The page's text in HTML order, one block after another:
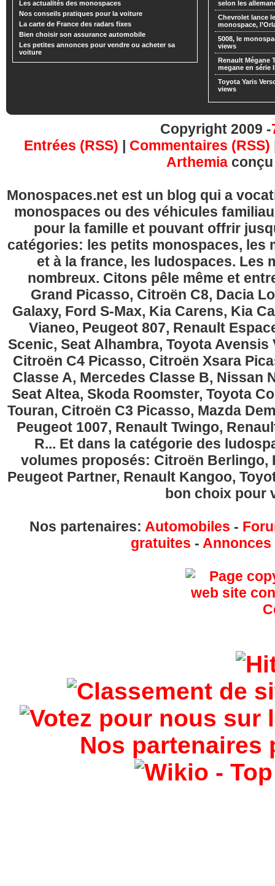
Les actualités des monospaces
Nos conseils pratiques pour la voiture
La carte de France des radars fixes
Bien choisir son assurance automobile
Les petites annonces pour vendre ou acheter sa
voiture
selon les
Chevrolet lance
monospace,
5008, le
views
Renault Mégane
megane en série
Toyota Yaris
views
Copyright 2009 -
Entrées (RSS) | Commentaires (RSS)
Arthemia
Monospaces.net est un blog qui a
monospaces ou des véhicules
pour la famille et pouvant offrir
catégories: les petits monospaces, les
et à la france, les ludospaces. Les
nombreux. Citons pêle même et
Grand Picasso, Citroën C8, Dacia
Galaxy, Ford S-Max, Kia Carens, Kia
Vianeo, Peugeot 807, Renault
Scenic, Seat Alhambra, Toyota
Citroën C4 Picasso, Citroën Xsara
Classe A, Mercedes Classe B, Nissan
Seat Altea, Skoda Roomster, Toyota
Touran, Citroën C3 Picasso, Mazda
Peugeot 1007, Renault Twingo,
R... Et dans la catégorie des
volumes proposés: Citroën Berlingo,
Peugeot Partner, Renault Kangoo,
bon choix pour
Nos partenaires: Automobiles -
gratuites -
Nos partenaires